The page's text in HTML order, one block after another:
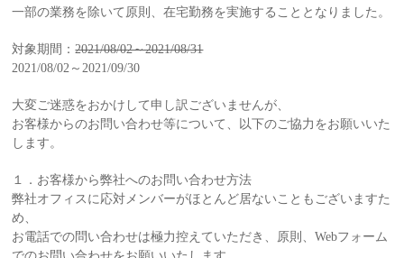
一部の業務を除いて原則、在宅勤務を実施することとなりました。
対象期間：2021/08/02～2021/08/31
2021/08/02～2021/09/30
大変ご迷惑をおかけして申し訳ございませんが、
お客様からのお問い合わせ等について、以下のご協力をお願いいた
します。
１．お客様から弊社へのお問い合わせ方法
弊社オフィスに応対メンバーがほとんど居ないこともございますた
め、
お電話での問い合わせは極力控えていただき、原則、Webフォーム